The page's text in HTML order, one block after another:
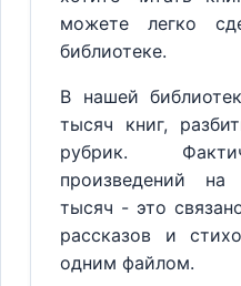
можете легко
библиотеке.
В нашей
тысяч книг,
рубрик.
произведений
тысяч - это
рассказов и
одним файлом.